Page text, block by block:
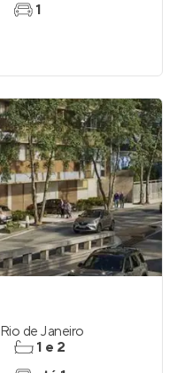
1
Rio de Janeiro
1 e 2